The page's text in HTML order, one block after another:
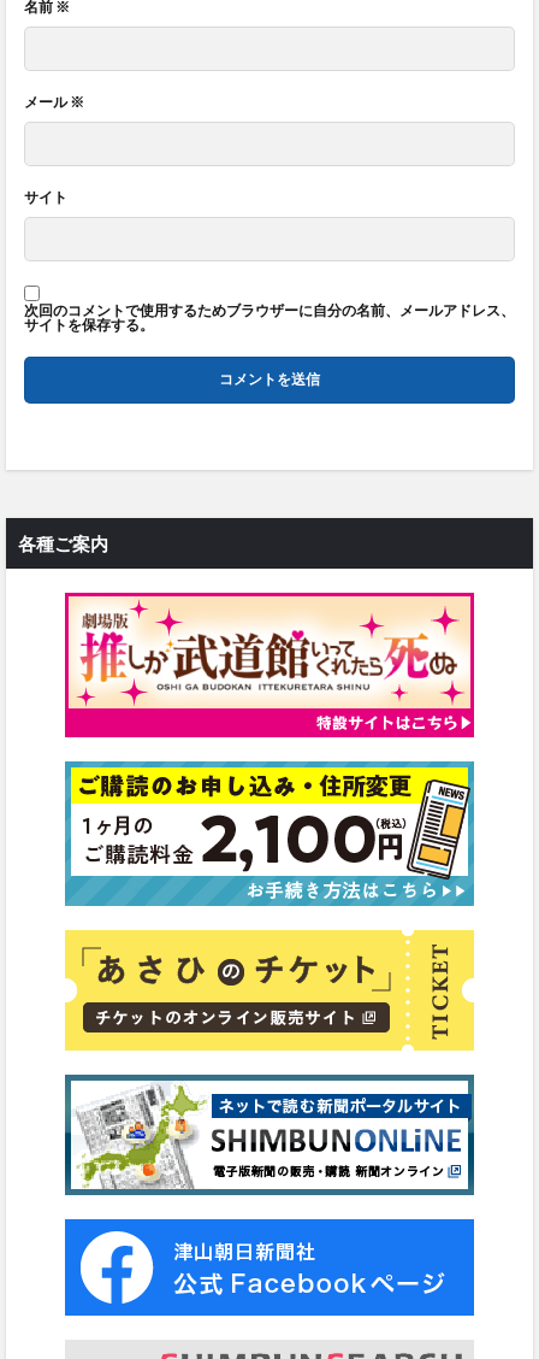
名前 ※
メール※
サイト
次回のコメントで使用するためブラウザーに自分の名前、メールアドレス、
サイトを保存する。
各種ご案内